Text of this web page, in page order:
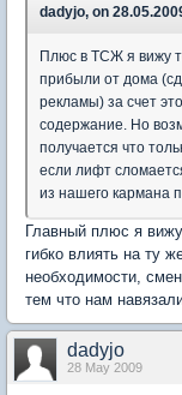
dadyjo, on
Плюс в ТСЖ я вижу
прибыли от дома
рекламы) за счет
содержание. Но
получается что
если лифт
из нашего кармана
Главный плюс я
гибко влиять на ту
необходимости,
тем что нам
dadyjo
28 May 2009